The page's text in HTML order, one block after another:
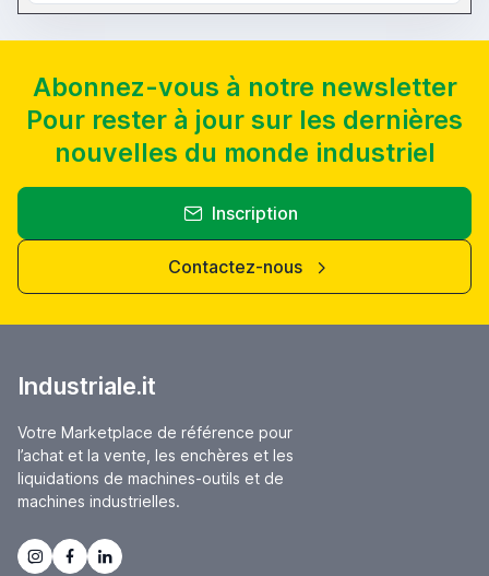
Abonnez-vous à notre newsletter
Pour rester à jour sur les dernières
nouvelles du monde industriel
Inscription
Contactez-nous
Industriale.it
Votre Marketplace de référence pour
l’achat et la vente, les enchères et les
liquidations de machines-outils et de
machines industrielles.